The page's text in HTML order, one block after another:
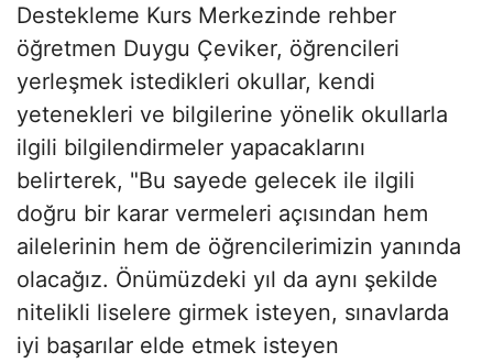
Destekleme Kurs Merkezinde rehber
öğretmen Duygu Çeviker, öğrencileri
yerleşmek istedikleri okullar, kendi
yetenekleri ve bilgilerine yönelik okullarla
ilgili bilgilendirmeler yapacaklarını
belirterek, "Bu sayede gelecek ile ilgili
doğru bir karar vermeleri açısından hem
ailelerinin hem de öğrencilerimizin yanında
olacağız. Önümüzdeki yıl da aynı şekilde
nitelikli liselere girmek isteyen, sınavlarda
iyi başarılar elde etmek isteyen